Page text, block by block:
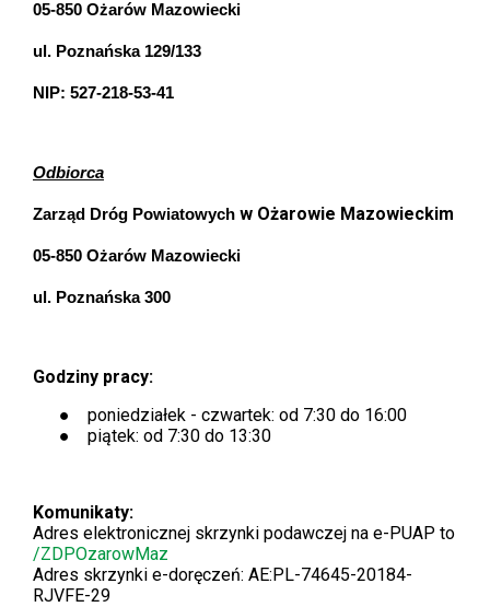
05-850 Ożarów Mazowiecki
ul. Poznańska 129/133
NIP: 527-218-53-41
Odbiorca
Zarząd Dróg Powiatowych w Ożarowie Mazowieckim
05-850 Ożarów Mazowiecki
ul. Poznańska 300
Godziny pracy:
poniedziałek - czwartek: od 7:30 do 16:00
piątek: od 7:30 do 13:30
Komunikaty:
Adres elektronicznej skrzynki podawczej na e-PUAP to
Will
open
in
/ZDPOzarowMaz
Adres skrzynki e-doręczeń: AE:PL-74645-20184-
RJVFE-29